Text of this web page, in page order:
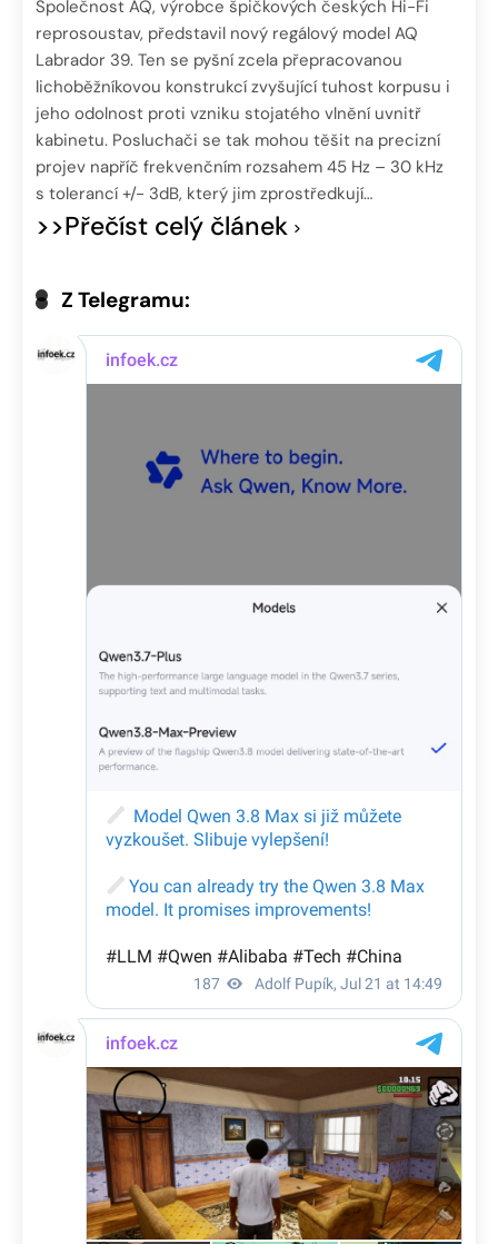
Společnost AQ, výrobce špičkových českých Hi-Fi
reprosoustav, představil nový regálový model AQ
Labrador 39. Ten se pyšní zcela přepracovanou
lichoběžníkovou konstrukcí zvyšující tuhost korpusu i
jeho odolnost proti vzniku stojatého vlnění uvnitř
kabinetu. Posluchači se tak mohou těšit na precizní
projev napříč frekvenčním rozsahem 45 Hz – 30 kHz
s tolerancí +/- 3dB, který jim zprostředkují…
>>Přečíst celý článek
Z Telegramu: